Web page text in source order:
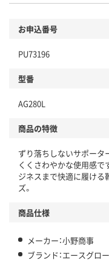
お申込番号
PU73196
型番
AG280L
商品の特徴
ずり落ちしないサポータ
くくさわやかな使用感で
ジネスまで快適に履ける
ズ。
商品仕様
メーカー：小野商事
ブランド：エースグロ